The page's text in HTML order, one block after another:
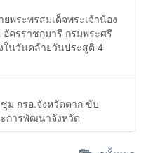
พระพรสมเด็จพระเจ้าน้อง
ครราชกุมารี กรมพระศรี
นวันคล้ายวันประสูติ 4
ม กรอ.จังหวัดตาก ขับ
การพัฒนาจังหวัด